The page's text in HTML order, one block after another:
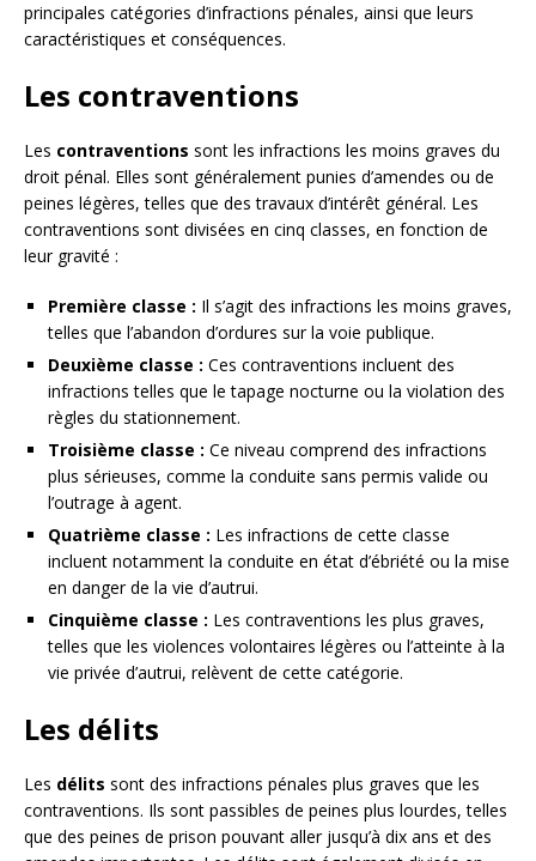
principales catégories d’infractions pénales, ainsi que leurs
caractéristiques et conséquences.
Les contraventions
Les contraventions sont les infractions les moins graves du
droit pénal. Elles sont généralement punies d’amendes ou de
peines légères, telles que des travaux d’intérêt général. Les
contraventions sont divisées en cinq classes, en fonction de
leur gravité :
Première classe : Il s’agit des infractions les moins graves,
telles que l’abandon d’ordures sur la voie publique.
Deuxième classe : Ces contraventions incluent des
infractions telles que le tapage nocturne ou la violation des
règles du stationnement.
Troisième classe : Ce niveau comprend des infractions
plus sérieuses, comme la conduite sans permis valide ou
l’outrage à agent.
Quatrième classe : Les infractions de cette classe
incluent notamment la conduite en état d’ébriété ou la mise
en danger de la vie d’autrui.
Cinquième classe : Les contraventions les plus graves,
telles que les violences volontaires légères ou l’atteinte à la
vie privée d’autrui, relèvent de cette catégorie.
Les délits
Les délits sont des infractions pénales plus graves que les
contraventions. Ils sont passibles de peines plus lourdes, telles
que des peines de prison pouvant aller jusqu’à dix ans et des